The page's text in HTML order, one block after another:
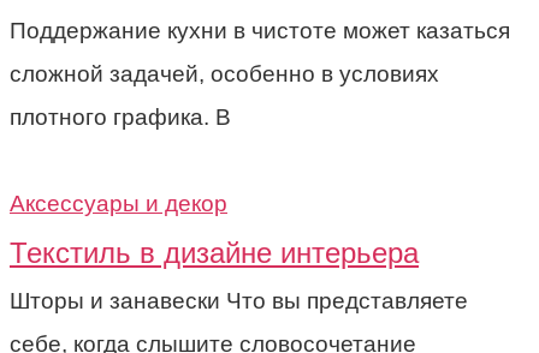
Поддержание кухни в чистоте может казаться
сложной задачей, особенно в условиях
плотного графика. В
Аксессуары и декор
Текстиль в дизайне интерьера
Шторы и занавески Что вы представляете
себе, когда слышите словосочетание